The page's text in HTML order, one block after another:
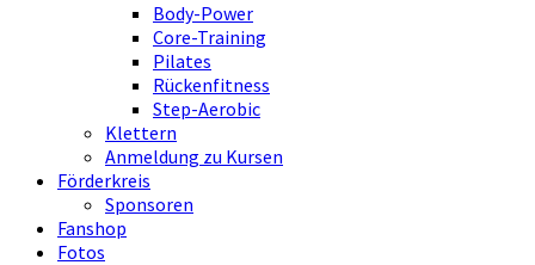
Body-Power
Core-Training
Pilates
Rückenfitness
Step-Aerobic
Klettern
Anmeldung zu Kursen
Förderkreis
Sponsoren
Fanshop
Fotos